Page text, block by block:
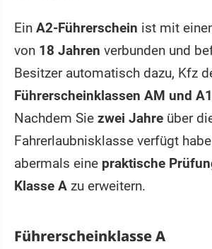
Ein A2-Führerschein ist mit
von 18 Jahren verbunden und
Besitzer automatisch dazu, Kfz
Führerscheinklassen AM und A1
Nachdem Sie zwei Jahre über
Fahrerlaubnisklasse verfügt
abermals eine praktische
Klasse A zu erweitern.
Führerscheinklasse A